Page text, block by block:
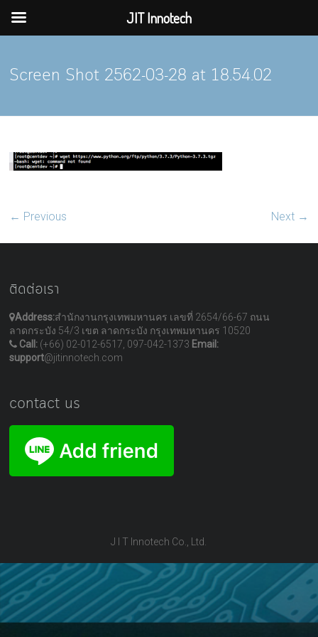
content
Screen Shot 2562-03-28 at 18.54.02
← Previous Next →
ติดต่อเรา
Address:สำนักงานกรุงเทพมหานคร เลขที่ 2654/66-67 ถนน
ลาดกระบัง 54/3 เขต ลาดกระบัง กรุงเทพมหานคร 10520
Call: (+66) 02-012-6517, 097-042-1373 Email:
support@jitinnotech.com
contact us
J I T Innotech Co., Ltd.
JIT Innotech